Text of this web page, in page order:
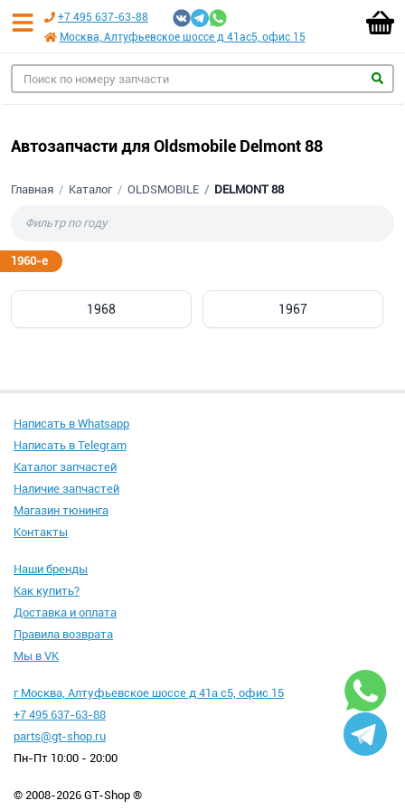
+7 495 637-63-88
Москва, Алтуфьевское шоссе д 41ас5, офис 15
Автозапчасти для Oldsmobile Delmont 88
Главная Каталог OLDSMOBILE DELMONT 88
1960-е
1968 1967
Написать в Whatsapp
Написать в Telegram
Каталог запчастей
Наличие запчастей
Магазин тюнинга
Контакты
Наши бренды
Как купить?
Доставка и оплата
Правила возврата
Мы в VK
г Москва, Алтуфьевское шоссе д 41а с5, офис 15
+7 495 637-63-88
parts@gt-shop.ru
Пн-Пт 10:00 - 20:00
© 2008-2026 GT-Shop ®